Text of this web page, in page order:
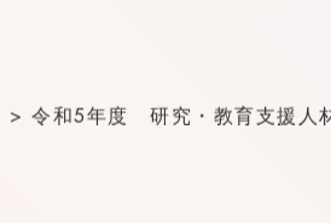
令和5年度 研究・教育支援人